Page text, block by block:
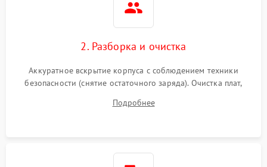
2. Разборка и очистка
Аккуратное вскрытие корпуса с соблюдением техники
безопасности (снятие остаточного заряда). Очистка плат,
и кистей для предотвращения перегрева и замыканий.
Подробнее